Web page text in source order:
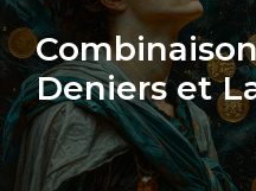
Deniers et